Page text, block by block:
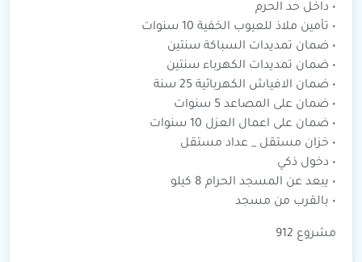
• داخل حد الحرم
• ⁠تأمين ملاذ للعيوب الخفية 10 سنوات
• ضمان تمديدات السباكة سنتين
• ⁠ضمان تمديدات الكهرباء سنتين
• ⁠ضمان الافياش الكهربائية 25 سنة
• ⁠ضمان على المصاعد 5 سنوات
• ⁠ضمان على اعمال العزل 10 سنوات
• خزان مستقل _ عداد مستقل
• ⁠دخول ذكي
• ⁠يبعد عن المسجد الحرام 8 كيلو
• ⁠بالقرب من مسجد
مشروع 912